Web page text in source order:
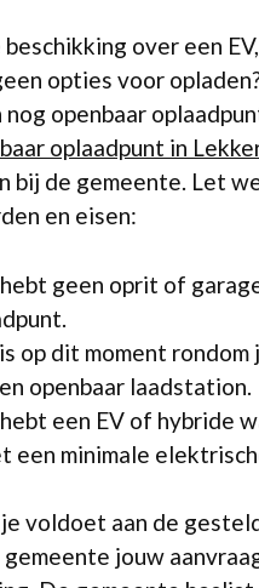
over een
opties voor
openbaar
oplaadpunt in
bij de gemeente. Let
en eisen:
hebt geen oprit of
op dit moment rondom
openbaar laadstation.
hebt een EV of hybride
een minimale
voldoet aan de
jouw